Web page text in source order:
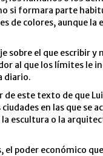
si formara parte
de colores, aunque
el que escribir y
al que los límites le
diario.
este texto de que
en las que se
escultura o la
poder económico